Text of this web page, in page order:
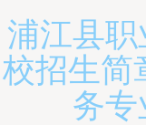
浦江县
校招生简
务专